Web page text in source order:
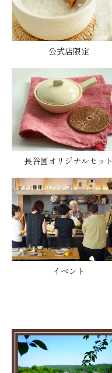
公式店限定
長谷園オリジナルセット
イベント